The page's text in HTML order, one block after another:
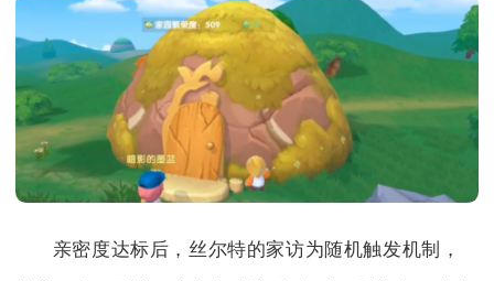
亲密度达标后，丝尔特的家访为随机触发机制，